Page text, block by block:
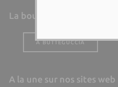
La boutique de l'Università
A BUTTEGUCCIA
A la une sur nos sites web